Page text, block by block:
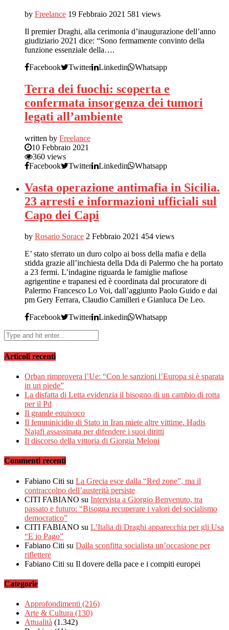
by Freelance 19 Febbraio 2021 581 views
Il premier Draghi, alla cerimonia d’inaugurazione dell’anno
giudiziario 2021 dice: “Sono fermamente convinto della
funzione essenziale della….
Facebook
Twitter Linkedin Whatsapp
Terra dei fuochi: scoperta e
confermata insorgenza dei tumori
legati all’ambiente
written by Freelance
10 Febbraio 2021
360 views
Facebook
Twitter Linkedin Whatsapp
Vasta operazione antimafia in Sicilia.
23 arresti e informazioni ufficiali sul
Capo dei Capi
by Rosario Sorace 2 Febbraio 2021 454 views
E’ stato sferrato un duro colpo ai boss della mafia e della
stidda grazie all’inchiesta della Dda di Palermo che ha portato
a 23 fermi. L’indagine riguarda le famiglie mafiose
agrigentine e trapanesi ed è coordinata dal procuratore di
Palermo Francesco Lo Voi, dall’aggiunto Paolo Guido e dai
pm Gery Ferrara, Claudio Camilleri e Gianluca De Leo.
Facebook
Twitter Linkedin Whatsapp
Articoli recenti
Orban rimprovera l’Ue: “Con le sanzioni l’Europa si è sparata
in un piede”
La disfatta di Letta evidenzia il bisogno di un cambio di rotta
per il Pd
Il grande equivoco
Il femminicidio di Stato in Iran miete altre vittime. Hadis
Najafi assassinata per difendere i suoi diritti
Il discorso della vittoria di Giorgia Meloni
Commenti recenti
Fabiano Citi su La Grecia esce dalla “Red zone”, ma il
contraccolpo dell’austerità persiste
CITI FABIANO su Intervista a Giorgio Benvenuto, tra
passato e futuro: “Bisogna recuperare i valori del socialismo
democratico”
CITI FABIANO su L’Italia di Draghi apparecchia per gli Usa
“E io Pago”
Fabiano Citi su Dalla sconfitta socialista un’occasione per
riflettere
Fabiano Citi su Il dovere della pace e i compiti europei
Categorie
Approfondimenti (216)
Arte & Cultura (130)
Attualità (1.342)